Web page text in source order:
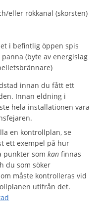
eller rökkanal (skorsten)
i befintlig öppen spis
(byte av energislag
innan du fått ett
Innan eldning i
hela installationen vara
en kontrollplan, se
ett exempel på hur
punkter somkanfinnas
du som söker
måste kontrolleras vid
utifrån det.